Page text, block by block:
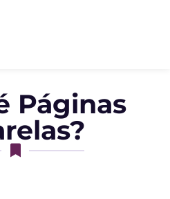
Páginas